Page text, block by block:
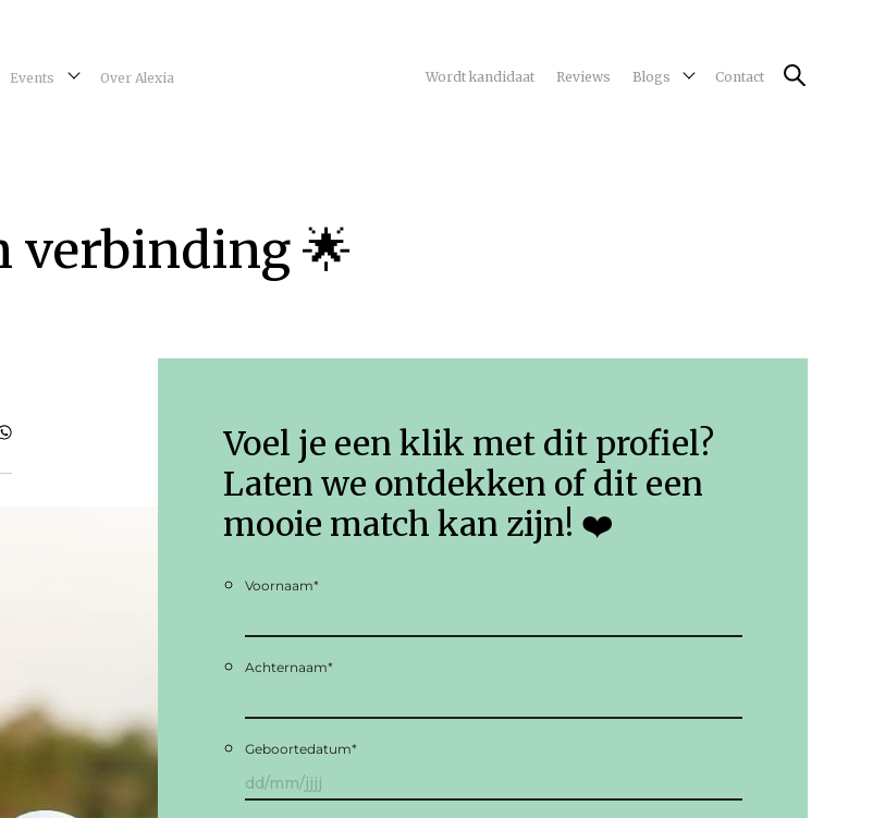
Events Over Alexia Wordt kandidaat Reviews Blogs Contact
verbinding 🌟
Voel je een klik met dit profiel?
Laten we ontdekken of dit een
mooie match kan zijn! ❤️
Voornaam*
Achternaam*
Geboortedatum*